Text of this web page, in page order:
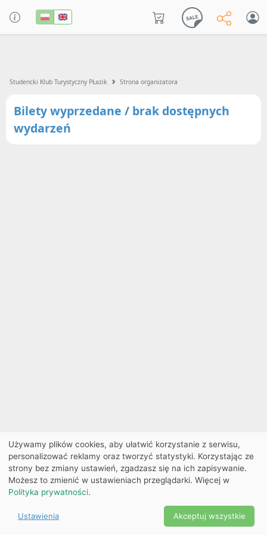
Studencki Klub Turystyczny PŁazik Strona organizatora
Bilety wyprzedane / brak dostępnych
wydarzeń
Ekobilet2026 |
Ustawienia
cookies
2026
Używamy plików cookies, aby ułatwić korzystanie z serwisu,
personalizować reklamy oraz tworzyć statystyki. Korzystając ze
strony bez zmiany ustawień, zgadzasz się na ich zapisywanie.
Możesz to zmienić w ustawieniach przeglądarki. Więcej w
Polityka prywatności.
Ustawienia Akceptuj wszystkie